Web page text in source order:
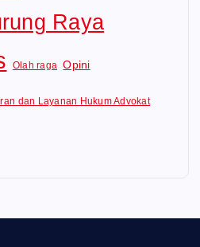
Raya
Olah raga Opini
dan Layanan Hukum Advokat